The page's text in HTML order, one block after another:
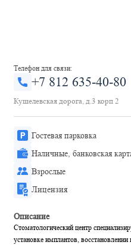
Телефон для связи:
+7 812 635-40-80
Кушелевская дорога, д.3 корп 2
Гостевая парковка
Наличные, банковская
Взрослые
Лицензия
Описание
Стоматологический центр
установке имплантов,